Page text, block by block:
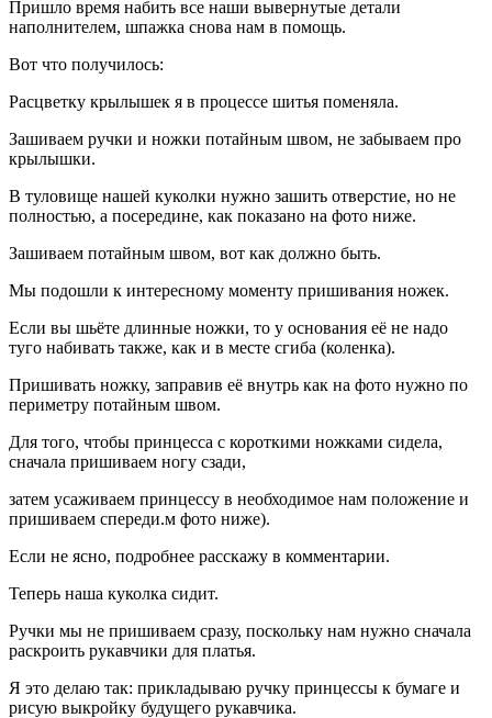
Пришло время набить все наши вывернутые детали
наполнителем, шпажка снова нам в помощь.
Вот что получилось:
Расцветку крылышек я в процессе шитья поменяла.
Зашиваем ручки и ножки потайным швом, не забываем про
крылышки.
В туловище нашей куколки нужно зашить отверстие, но не
полностью, а посередине, как показано на фото ниже.
Зашиваем потайным швом, вот как должно быть.
Мы подошли к интересному моменту пришивания ножек.
Если вы шьёте длинные ножки, то у основания её не надо
туго набивать также, как и в месте сгиба (коленка).
Пришивать ножку, заправив её внутрь как на фото нужно по
периметру потайным швом.
Для того, чтобы принцесса с короткими ножками сидела,
сначала пришиваем ногу сзади,
затем усаживаем принцессу в необходимое нам положение и
пришиваем спереди.м фото ниже).
Если не ясно, подробнее расскажу в комментарии.
Теперь наша куколка сидит.
Ручки мы не пришиваем сразу, поскольку нам нужно сначала
раскроить рукавчики для платья.
Я это делаю так: прикладываю ручку принцессы к бумаге и
рисую выкройку будущего рукавчика.